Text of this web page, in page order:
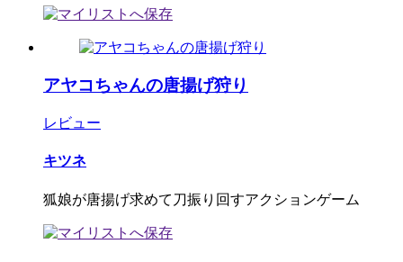
アヤコちゃんの唐揚げ狩り
レビュー
キツネ
狐娘が唐揚げ求めて刀振り回すアクションゲーム